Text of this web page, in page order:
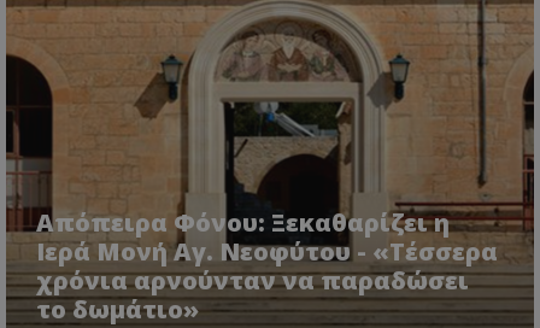
Απόπειρα Φόνου: Ξεκαθαρίζει η
Ιερά Μονή Αγ. Νεοφύτου - «Τέσσερα
χρόνια αρνούνταν να παραδώσει
το δωμάτιο»
Τα απολύτως απαραίτητα cookies επιτρέπουν
βασικές λειτουργίες του ιστότοπου, όπως τη
σύνδεση χρήστη και τη διαχείριση λογαριασμού.
Ο ιστότοπος δεν μπορεί να χρησιμοποιηθεί σωστά
χωρίς τα απολύτως απαραίτητα cookies.
Ονοματεπώνυμο
Προμηθευτής
Πεδίο
.lifenewscy.tothemaonline.com